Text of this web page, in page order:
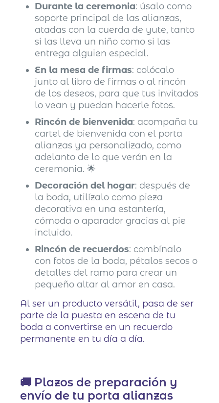
Durante la ceremonia: úsalo como
soporte principal de las alianzas,
atadas con la cuerda de yute, tanto
si las lleva un niño como si las
entrega alguien especial.
En la mesa de firmas: colócalo
junto al libro de firmas o al rincón
de los deseos, para que tus invitados
lo vean y puedan hacerle fotos.
Rincón de bienvenida: acompaña tu
cartel de bienvenida con el porta
alianzas ya personalizado, como
adelanto de lo que verán en la
ceremonia. 🌟
Decoración del hogar: después de
la boda, utilízalo como pieza
decorativa en una estantería,
cómoda o aparador gracias al pie
incluido.
Rincón de recuerdos: combínalo
con fotos de la boda, pétalos secos o
detalles del ramo para crear un
pequeño altar al amor en casa.
Al ser un producto versátil, pasa de ser
parte de la puesta en escena de tu
boda a convertirse en un recuerdo
permanente en tu día a día.
🚚 Plazos de preparación y
envío de tu porta alianzas